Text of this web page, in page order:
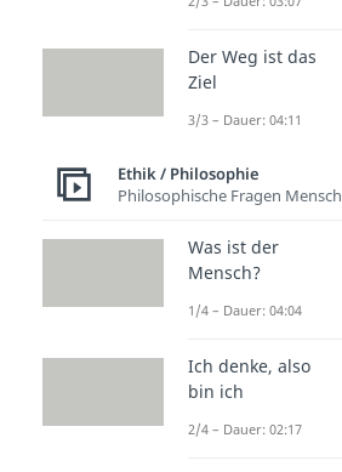
Der Weg ist das
Ziel
3/3 – Dauer: 04:11
Ethik / Philosophie
Philosophische Fragen Mensch
Was ist der
Mensch?
1/4 – Dauer: 04:04
Ich denke, also
bin ich
2/4 – Dauer: 02:17